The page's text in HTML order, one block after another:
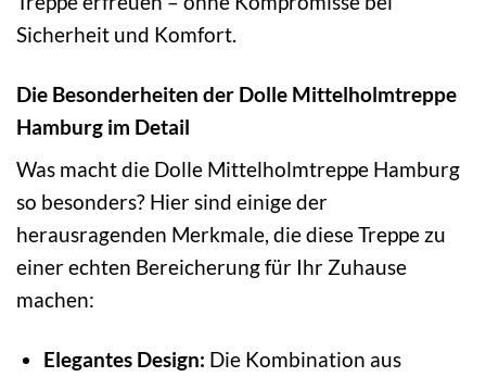
Sicherheit und Komfort.
Die Besonderheiten der Dolle Mittelholmtreppe
Hamburg im Detail
Was macht die Dolle Mittelholmtreppe Hamburg
so besonders? Hier sind einige der
herausragenden Merkmale, die diese Treppe zu
einer echten Bereicherung für Ihr Zuhause
machen:
Elegantes Design: Die Kombination aus